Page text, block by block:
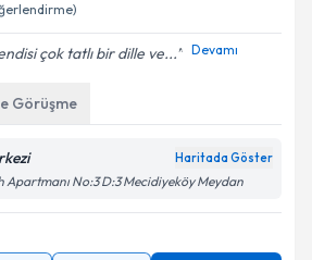
çok tatlı bir dille ve... Devamı
Görüşme
Haritada Göster
No:3 D:3 Mecidiyeköy Meydan